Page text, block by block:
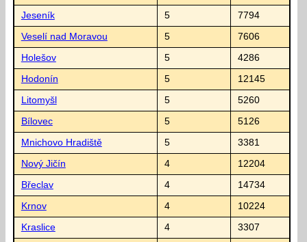
Jeseník 5 7794
Veselí nad Moravou 5 7606
Holešov 5 4286
Hodonín 5 12145
Litomyšl 5 5260
Bílovec 5 5126
Mnichovo Hradiště 5 3381
Nový Jičín 4 12204
Břeclav 4 14734
Krnov 4 10224
Kraslice 4 3307